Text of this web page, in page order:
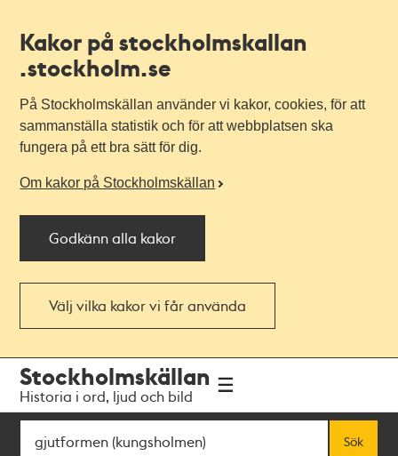
Kakor på stockholmskallan
.stockholm.se
På Stockholmskällan använder vi kakor, cookies, för att
sammanställa statistik och för att webbplatsen ska
fungera på ett bra sätt för dig.
Om kakor på Stockholmskällan
Godkänn alla kakor
Välj vilka kakor vi får använda
navigationen
huvudinnehållet
Stockholmskällan
Historia i ord, ljud och bild
Sök
Sök